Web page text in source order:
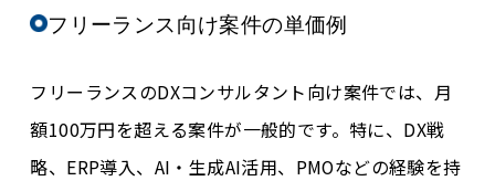
フリーランス向け案件の単価例
フリーランスのDXコンサルタント向け案件では、月
額100万円を超える案件が一般的です。特に、DX戦
略、ERP導入、AI・生成AI活用、PMOなどの経験を持